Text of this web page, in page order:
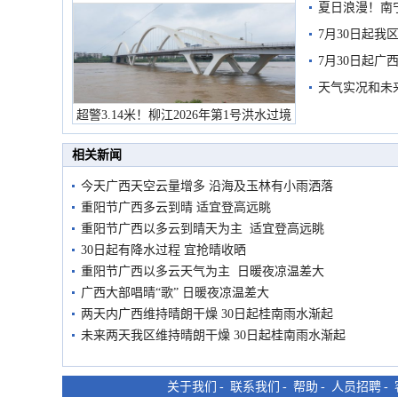
超警3.14米！柳江2026年第1号洪水过境
市民在堤岸见证汛况
夏日浪漫！南
7月30日起我
7月30日起广
天气实况和未
相关新闻
今天广西天空云量增多 沿海及玉林有小雨洒落
重阳节广西多云到晴 适宜登高远眺
重阳节广西以多云到晴天为主 适宜登高远眺
30日起有降水过程 宜抢晴收晒
重阳节广西以多云天气为主 日暖夜凉温差大
广西大部唱晴“歌” 日暖夜凉温差大
两天内广西维持晴朗干燥 30日起桂南雨水渐起
未来两天我区维持晴朗干燥 30日起桂南雨水渐起
关于我们 - 联系我们 - 帮助 - 人员招聘 -